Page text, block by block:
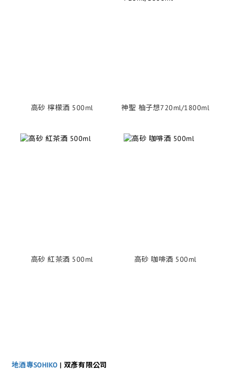
高砂 檸檬酒 500ml 神聖 柚子想720ml/1800ml
高砂 紅茶酒 500ml 高砂 咖啡酒 500ml
地酒專SOHIKO | 双彥有限公司